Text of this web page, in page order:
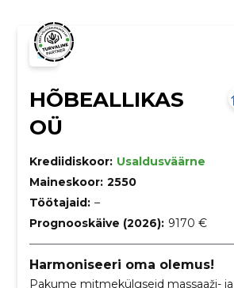
HÕBEALLIKAS
OÜ
Krediidiskoor: Usaldusväärne
Maineskoor: 2550
Töötajaid: –
Prognooskäive (2026): 9170 €
Harmoniseeri oma olemus!
Pakume mitmekülgseid massaaži-